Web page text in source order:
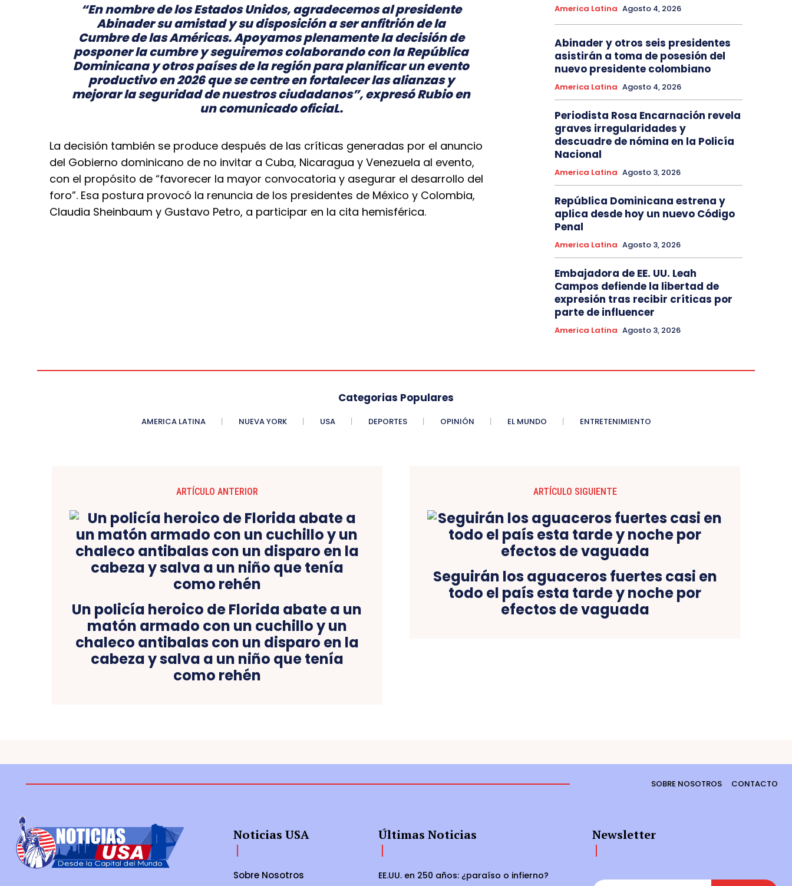
“En nombre de los Estados Unidos, agradecemos al presidente
Abinader su amistad y su disposición a ser anfitrión de la
Cumbre de las Américas. Apoyamos plenamente la decisión de
posponer la cumbre y seguiremos colaborando con la República
Dominicana y otros países de la región para planificar un evento
productivo en 2026 que se centre en fortalecer las alianzas y
mejorar la seguridad de nuestros ciudadanos”, expresó Rubio en
un comunicado oficiaL.
La decisión también se produce después de las críticas generadas por el anuncio
del Gobierno dominicano de no invitar a Cuba, Nicaragua y Venezuela al evento,
con el propósito de “favorecer la mayor convocatoria y asegurar el desarrollo del
foro”. Esa postura provocó la renuncia de los presidentes de México y Colombia,
Claudia Sheinbaum y Gustavo Petro, a participar en la cita hemisférica.
America Latina Agosto 4, 2026
Abinader y otros seis presidentes
asistirán a toma de posesión del
nuevo presidente colombiano
America Latina Agosto 4, 2026
Periodista Rosa Encarnación revela
graves irregularidades y
descuadre de nómina en la Policía
Nacional
America Latina Agosto 3, 2026
República Dominicana estrena y
aplica desde hoy un nuevo Código
Penal
America Latina Agosto 3, 2026
Embajadora de EE. UU. Leah
Campos defiende la libertad de
expresión tras recibir críticas por
parte de influencer
America Latina Agosto 3, 2026
Categorias Populares
AMERICA LATINA NUEVA YORK USA DEPORTES OPINIÓN EL MUNDO ENTRETENIMIENTO
ARTÍCULO ANTERIOR
Un policía heroico de Florida abate a un
matón armado con un cuchillo y un
chaleco antibalas con un disparo en la
cabeza y salva a un niño que tenía
como rehén
ARTÍCULO SIGUIENTE
Seguirán los aguaceros fuertes casi en
todo el país esta tarde y noche por
efectos de vaguada
SOBRE NOSOTROS CONTACTO
Noticias USA
Sobre Nosotros
Últimas Noticias
EE.UU. en 250 años: ¿paraíso o infierno?
Newsletter